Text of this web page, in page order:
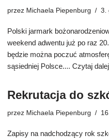
przez Michaela Piepenburg 3.
Polski jarmark
weekend adwentu już po raz
będzie można poczuć
sąsiedniej Polsce.... Czytaj
Rekrutacja do
przez Michaela Piepenburg
Zapisy na nadchodzący rok